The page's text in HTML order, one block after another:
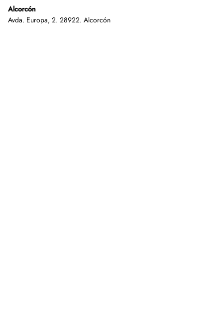
Alcorcón
Avda. Europa, 2. 28922. Alcorcón